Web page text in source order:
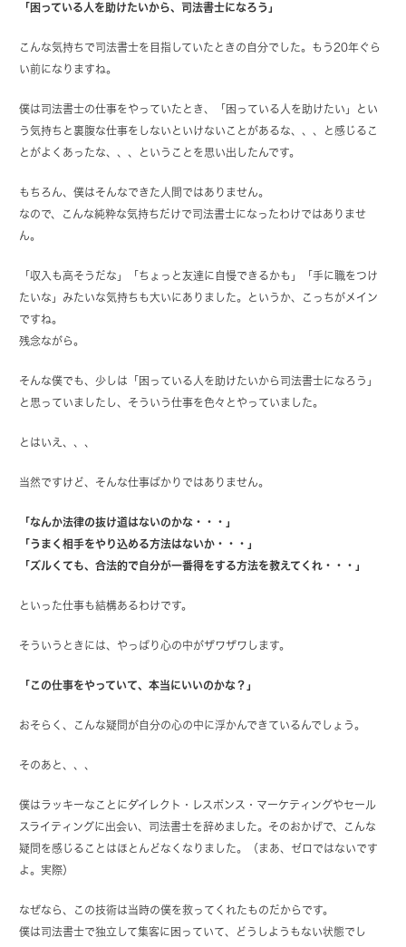
「困っている人を助けたいから、司法書士になろう」
こんな気持ちで司法書士を目指していたときの自分でした。もう20年ぐら
い前になりますね。
僕は司法書士の仕事をやっていたとき、「困っている人を助けたい」とい
う気持ちと裏腹な仕事をしないといけないことがあるな、、、と感じるこ
とがよくあったな、、、ということを思い出したんです。
もちろん、僕はそんなできた人間ではありません。
なので、こんな純粋な気持ちだけで司法書士になったわけではありませ
ん。
「収入も高そうだな」「ちょっと友達に自慢できるかも」「手に職をつけ
たいな」みたいな気持ちも大いにありました。というか、こっちがメイン
ですね。
残念ながら。
そんな僕でも、少しは「困っている人を助けたいから司法書士になろう」
と思っていましたし、そういう仕事を色々とやっていました。
とはいえ、、、
当然ですけど、そんな仕事ばかりではありません。
「なんか法律の抜け道はないのかな・・・」
「うまく相手をやり込める方法はないか・・・」
「ズルくても、合法的で自分が一番得をする方法を教えてくれ・・・」
といった仕事も結構あるわけです。
そういうときには、やっぱり心の中がザワザワします。
「この仕事をやっていて、本当にいいのかな？」
おそらく、こんな疑問が自分の心の中に浮かんできているんでしょう。
そのあと、、、
僕はラッキーなことにダイレクト・レスポンス・マーケティングやセール
スライティングに出会い、司法書士を辞めました。そのおかげで、こんな
疑問を感じることはほとんどなくなりました。（まあ、ゼロではないです
よ。実際）
なぜなら、この技術は当時の僕を救ってくれたものだからです。
僕は司法書士で独立して集客に困っていて、どうしようもない状態でし